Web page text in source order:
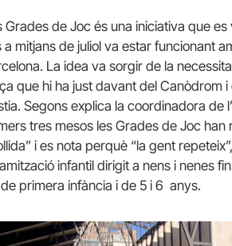
Grades de Joc és una iniciativa que
a mitjans de juliol va estar funcionant
La idea va sorgir de la
que hi ha just davant del Canòdrom
Segons explica la coordinadora de
tres mesos les Grades de Joc
i es nota perquè “la gent
infantil dirigit a nens i nenes
primera infància i de 5 i 6 anys.